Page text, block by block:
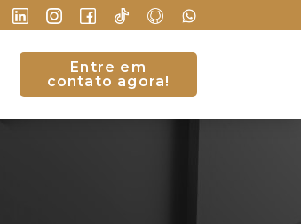
Entre em
contato agora!